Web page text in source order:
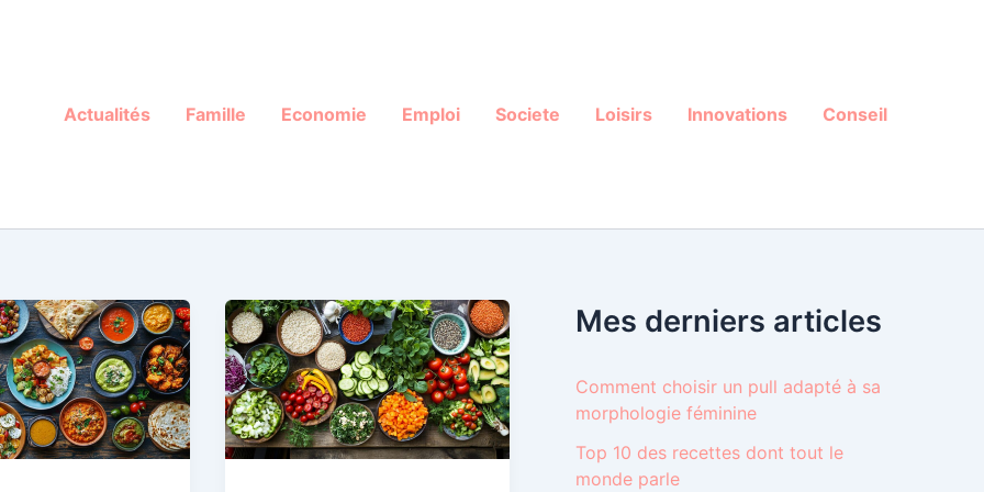
Actualités
Famille Economie Emploi Societe Loisirs Innovations Conseil
Mes derniers articles
Comment choisir un pull adapté à sa
morphologie féminine
Top 10 des recettes dont tout le
monde parle